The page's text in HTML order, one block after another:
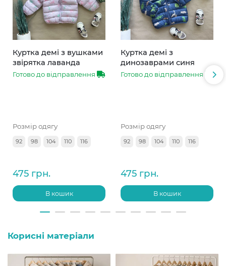
Куртка демі з вушками
звірятка лаванда
Готово до відправлення
Розмір одягу
92 98 104 110 116
475 грн.
В кошик
Куртка демі з
динозаврами синя
Готово до відправлення
Розмір одягу
92 98 104 110 116
475 грн.
В кошик
Корисні матеріали